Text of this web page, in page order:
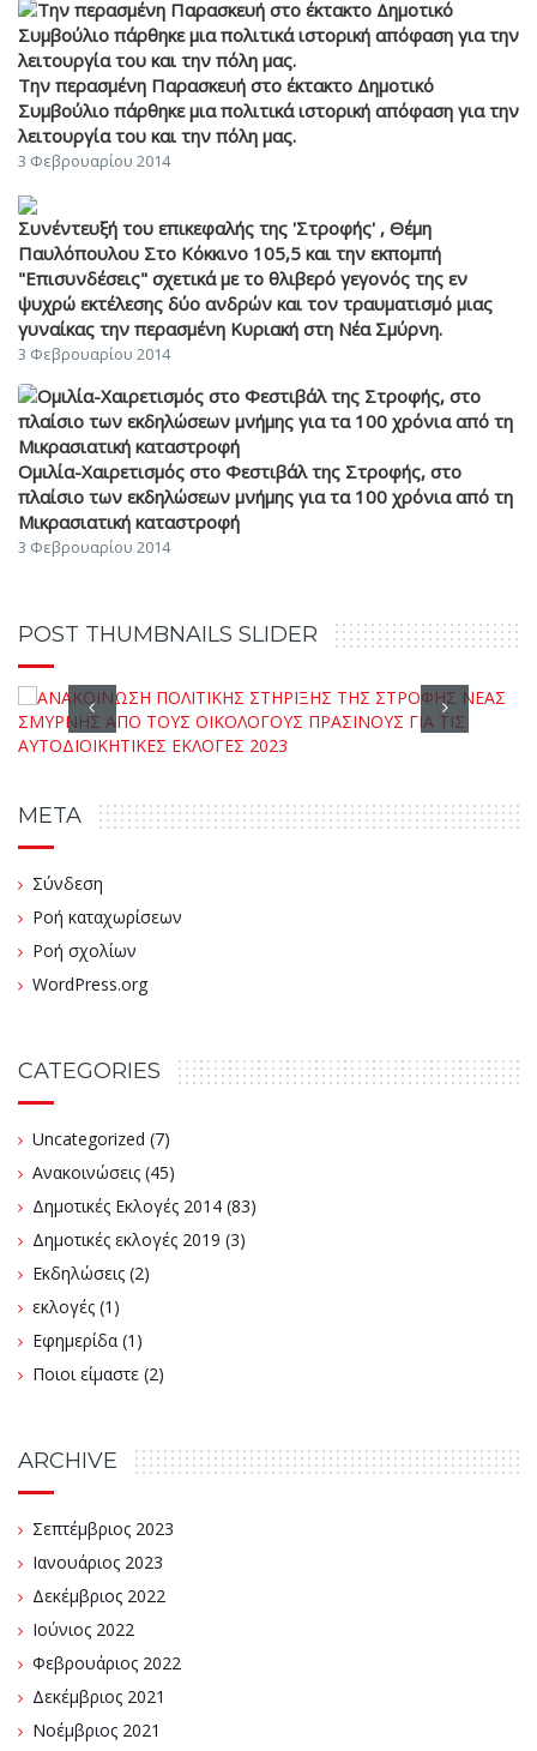
Την περασμένη Παρασκευή στο έκτακτο Δημοτικό
Συμβούλιο πάρθηκε μια πολιτικά ιστορική απόφαση για την
λειτουργία του και την πόλη μας.
3 Φεβρουαρίου 2014
Συνέντευξή του επικεφαλής της 'Στροφής' , Θέμη
Παυλόπουλου Στο Κόκκινο 105,5 και την εκπομπή
"Επισυνδέσεις" σχετικά με το θλιβερό γεγονός της εν
ψυχρώ εκτέλεσης δύο ανδρών και τον τραυματισμό μιας
γυναίκας την περασμένη Κυριακή στη Νέα Σμύρνη.
3 Φεβρουαρίου 2014
Ομιλία-Χαιρετισμός στο Φεστιβάλ της Στροφής, στο
πλαίσιο των εκδηλώσεων μνήμης για τα 100 χρόνια από τη
Μικρασιατική καταστροφή
3 Φεβρουαρίου 2014
POST THUMBNAILS SLIDER
META
Σύνδεση
Ροή καταχωρίσεων
Ροή σχολίων
WordPress.org
CATEGORIES
Uncategorized (7)
Ανακοινώσεις (45)
Δημοτικές Εκλογές 2014 (83)
Δημοτικές εκλογές 2019 (3)
Εκδηλώσεις (2)
εκλογές (1)
Εφημερίδα (1)
Ποιοι είμαστε (2)
ARCHIVE
Σεπτέμβριος 2023
Ιανουάριος 2023
Δεκέμβριος 2022
Ιούνιος 2022
Φεβρουάριος 2022
Δεκέμβριος 2021
Νοέμβριος 2021